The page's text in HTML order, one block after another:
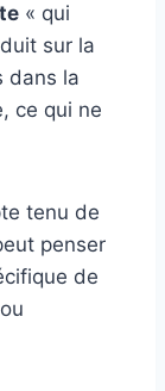
« qui
sur la
dans la
ce qui ne
tenu de
penser
de